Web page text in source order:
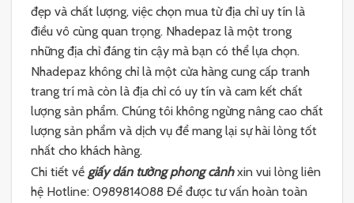
đẹp và chất lượng, việc chọn mua từ địa chỉ uy tín là
điều vô cùng quan trọng. Nhadepaz là một trong
những địa chỉ đáng tin cậy mà bạn có thể lựa chọn.
Nhadepaz không chỉ là một cửa hàng cung cấp tranh
trang trí mà còn là địa chỉ có uy tín và cam kết chất
lượng sản phẩm. Chúng tôi không ngừng nâng cao chất
lượng sản phẩm và dịch vụ để mang lại sự hài lòng tốt
nhất cho khách hàng.
Chi tiết về giấy dán tường phong cảnhxin vui lòng liên
hệ Hotline: 0989814088 Để được tư vấn hoàn toàn